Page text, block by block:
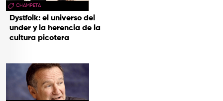
CHAMPETA
Dystfolk: el universo del
under y la herencia de la
cultura picotera